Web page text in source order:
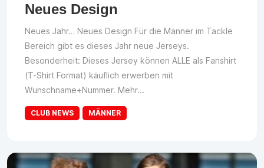
Neues Design
Neues Jahr… Neues Design Für die Männer im Tackle
Bereich gibt es dieses Jahr neue Jerseys.
Besonderheit: Dieses Jersey können ALLE als Fanshirt
(T-Shirt Format) käuflich erwerben mit
Wunschname+Nummer. Mehr...
CLUB NEWS MÄNNER